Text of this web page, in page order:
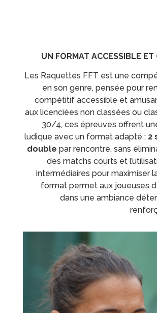
UN FORMAT ACCESSIBLE
Les Raquettes FFT est une
en son genre, pensée pour
compétitif accessible et
aux licenciées non classées ou
30/4, ces épreuves offrent
ludique avec un format adapté : 2
double par rencontre, sans
des matchs courts et
intermédiaires pour maximiser
format permet aux joueuses
dans une ambiance